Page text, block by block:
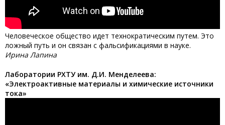
Человеческое общество идет технократическим путем. Это
ложный путь и он связан с фальсификациями в науке.
Ирина Лапина
Лаборатории РХТУ им. Д.И. Менделеева:
«Электроактивные материалы и химические источники
тока»